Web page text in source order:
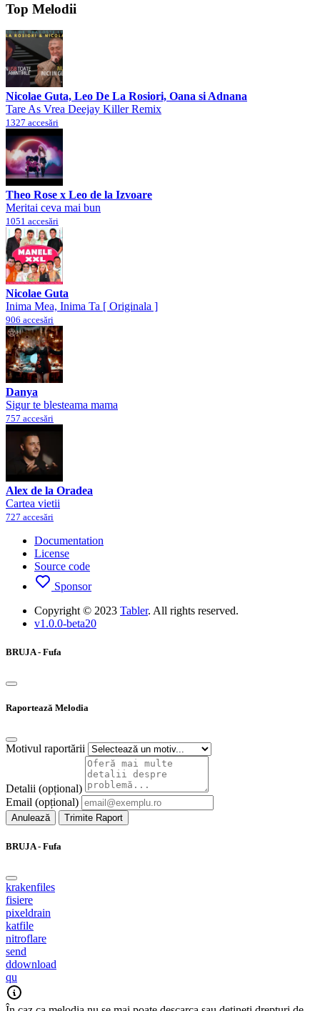
Top Melodii
Nicolae Guta, Leo De La Rosiori, Oana si Adnana
Tare As Vrea Deejay Killer Remix
1327 accesări
Theo Rose x Leo de la Izvoare
Meritai ceva mai bun
1051 accesări
Nicolae Guta
Inima Mea, Inima Ta [ Originala ]
906 accesări
Danya
Sigur te blesteama mama
757 accesări
Alex de la Oradea
Cartea vietii
727 accesări
Documentation
License
Source code
Sponsor
Copyright © 2023 Tabler. All rights reserved.
v1.0.0-beta20
BRUJA - Fufa
Raportează Melodia
Motivul raportării
Detalii (opțional)
Email (opțional)
Anulează Trimite Raport
BRUJA - Fufa
krakenfiles
fisiere
pixeldrain
katfile
nitroflare
send
ddownload
qu